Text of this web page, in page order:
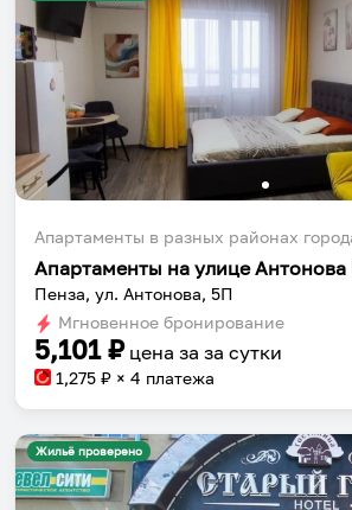
Апартаменты в разных районах
Апартаменты на улице Антонова
Пенза, ул. Антонова, 5П
Мгновенное бронирование
5,101₽ цена за за сутки
1,275 ₽ × 4 платежа
Жильё проверено